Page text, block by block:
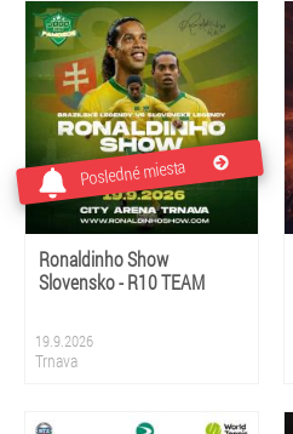
Posledné miesta
Ronaldinho Show
Slovensko - R10 TEAM
19.9.2026
Trnava